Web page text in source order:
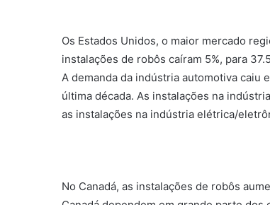
Os Estados Unidos, o maior mercado
instalações de robôs caíram 5%, para
A demanda da indústria automotiva caiu
última década. As instalações na
as instalações na indústria elétrica/
No Canadá, as instalações de robôs